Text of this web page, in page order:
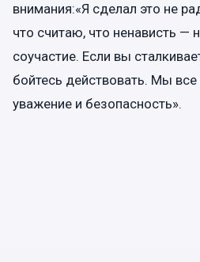
внимания:«Я сделал это не
что считаю, что ненависть —
соучастие. Если вы
бойтесь действовать. Мы
уважение и безопасность».